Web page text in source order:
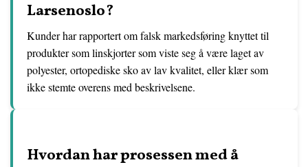
Larsenoslo?
Kunder har rapportert om falsk markedsføring knyttet til
produkter som linskjorter som viste seg å være laget av
polyester, ortopediske sko av lav kvalitet, eller klær som
ikke stemte overens med beskrivelsene.
Hvordan har prosessen med å